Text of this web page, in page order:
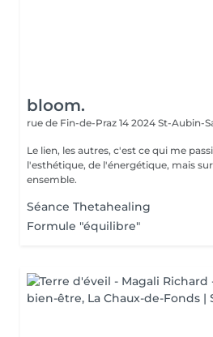
bloom.
rue de Fin-de-Praz 14 2024 St-Aubin-
Le lien, les autres, c'est ce qui me passionne.
l'esthétique, de l'énergétique, mais
ensemble.
Séance Thetahealing
Formule "équilibre"